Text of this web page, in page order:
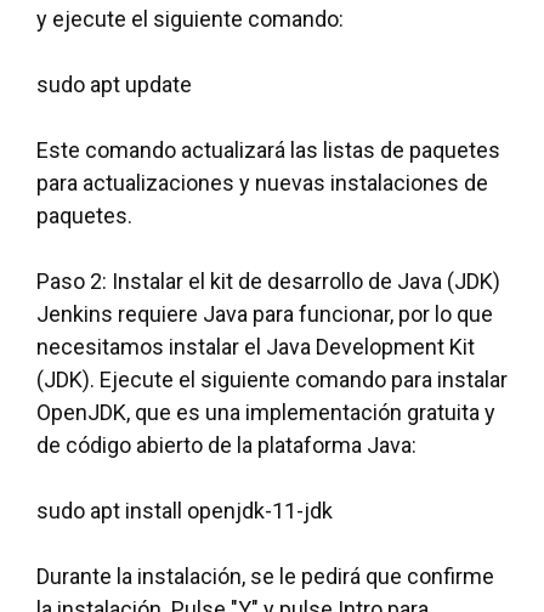
y ejecute el siguiente comando:
sudo apt update
Este comando actualizará las listas de paquetes
para actualizaciones y nuevas instalaciones de
paquetes.
Paso 2: Instalar el kit de desarrollo de Java (JDK)
Jenkins requiere Java para funcionar, por lo que
necesitamos instalar el Java Development Kit
(JDK). Ejecute el siguiente comando para instalar
OpenJDK, que es una implementación gratuita y
de código abierto de la plataforma Java:
sudo apt install openjdk-11-jdk
Durante la instalación, se le pedirá que confirme